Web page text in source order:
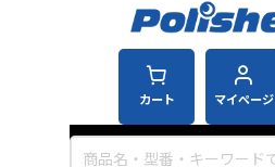
カート マイページ